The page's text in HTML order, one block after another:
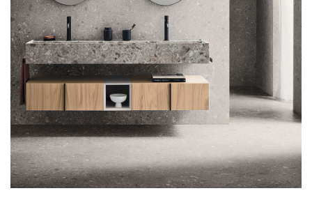
Bolle J
Augusto
Maison
Bonton
Code
Code Wave
Fusion
Fusion Moby
ho.me plus liscio
ho.me plus J